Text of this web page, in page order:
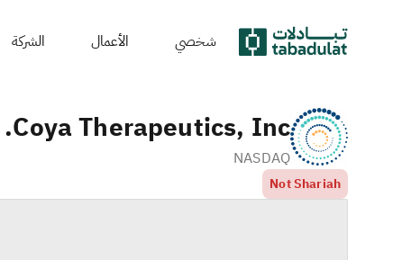
شخصي الأعمال الشركة
Coya Therapeutics, Inc.
NASDAQ
Not Shariah